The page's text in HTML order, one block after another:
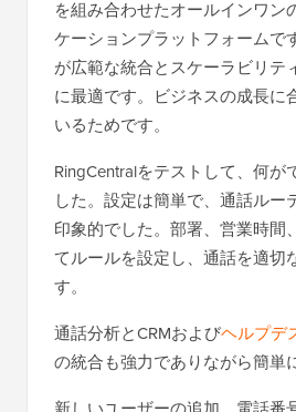
を組み合わせたオールインワン
ケーションプラットフォームで
が広範な統合とスケーラビリテ
に最適です。ビジネスの成長に
いるためです。
RingCentralをテストして、何が
した。設定は簡単で、通話ルー
印象的でした。部署、営業時間
てルールを設定し、通話を適切
す。
通話分析とCRMおよびヘルプデ
の統合も強力でありながら簡単